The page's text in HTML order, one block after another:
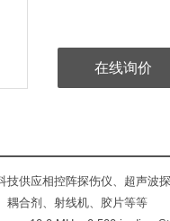
在线询价
供应相控阵探伤仪、超声波
耦合剂、射线机、胶片等等